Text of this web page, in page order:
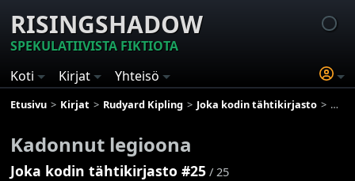
RISINGSHADOW
SPEKULATIIVISTA FIKTIOTA
Koti
Kirjat Yhteisö
Etusivu Kirjat Rudyard Kipling Joka kodin tähtikirjasto
Kadonnut legioona
Joka kodin tähtikirjasto #25 / 25